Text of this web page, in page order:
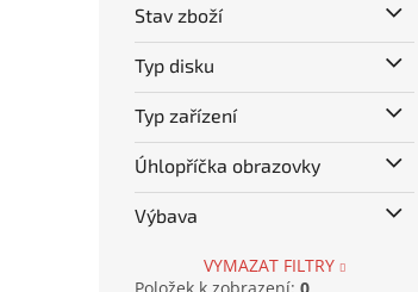
Stav zboží
Typ disku
Typ zařízení
Úhlopříčka obrazovky
Výbava
VYMAZAT FILTRY